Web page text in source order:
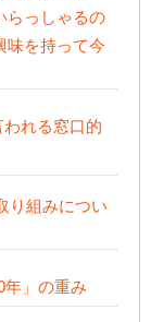
らっしゃるの
味を持って今
れる窓口的
り組みについ
年」の重み